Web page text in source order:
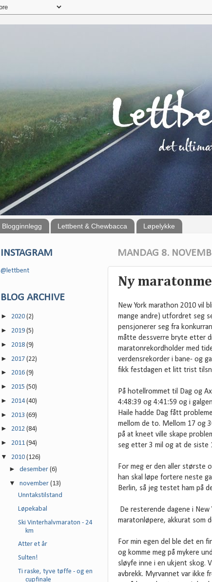
Blogginnlegg Lettbent & Chewbacca Løpelykke
MANDAG 8.
Ny
New York marathon 2010 vil
mange andre) utfordret seg
pensjonerer seg fra
måtte dessverre bryte etter
maratonrekordholder med
verdensrekorder i bane- og
fikk festdagen et litt trist
På hotellrommet til Dag og
4:48:39 og 4:41:59 og i
Haile hadde Dag fått
mellom de to. Mellom 17 og
på at kneet ville skape
seg etter 3 mil og at de siste
For meg er den aller største
han skal løpe fortere neste
Berlin, så jeg testet ham på
De resterende dagene i New
maratonløpere, akkurat som
For min egen del ble det en
og komme meg på mykere
sløyfe inne i en ukjent skog.
avbrekk. Myrvannet var ikke
INSTAGRAM
@lettbent
BLOG ARCHIVE
► 2020 (2)
► 2019 (5)
► 2018 (9)
► 2017 (22)
► 2016 (9)
► 2015 (50)
► 2014(40)
► 2013 (69)
► 2012 (84)
► 2011 (94)
▼ 2010 (126)
►desember(6)
▼november(13)
Unntakstilstand
Løpekabal
Ski Vinterhalvmaraton - 24
km
Atter et år
Sulten!
Ti raske, tyve tøffe - og en
cupfinale